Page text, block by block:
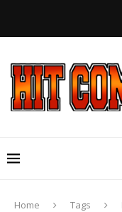
Home Tags